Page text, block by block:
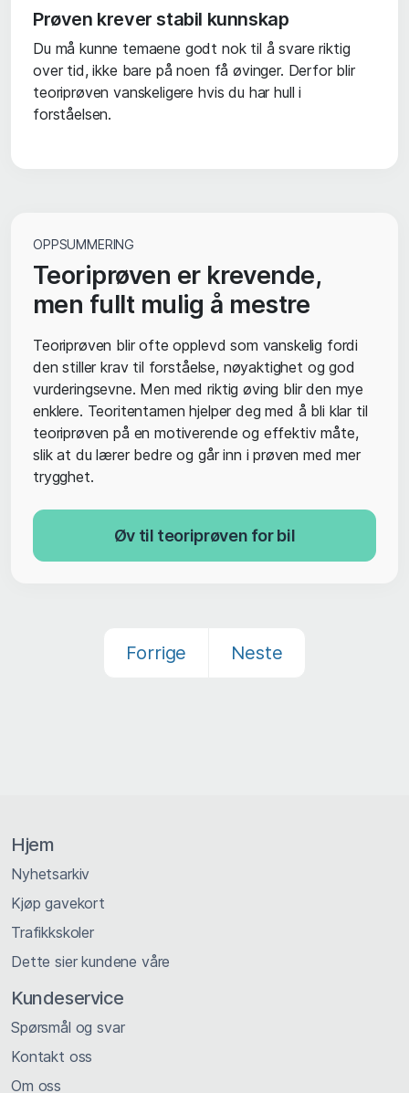
Prøven krever stabil kunnskap
Du må kunne temaene godt nok til å svare riktig
over tid, ikke bare på noen få øvinger. Derfor blir
teoriprøven vanskeligere hvis du har hull i
forståelsen.
OPPSUMMERING
Teoriprøven er krevende,
men fullt mulig å mestre
Teoriprøven blir ofte opplevd som vanskelig fordi
den stiller krav til forståelse, nøyaktighet og god
vurderingsevne. Men med riktig øving blir den mye
enklere. Teoritentamen hjelper deg med å bli klar til
teoriprøven på en motiverende og effektiv måte,
slik at du lærer bedre og går inn i prøven med mer
trygghet.
Øv til teoriprøven for bil
Forrige Neste
Hjem
Nyhetsarkiv
Kjøp gavekort
Trafikkskoler
Dette sier kundene våre
Kundeservice
Spørsmål og svar
Kontakt oss
Om oss